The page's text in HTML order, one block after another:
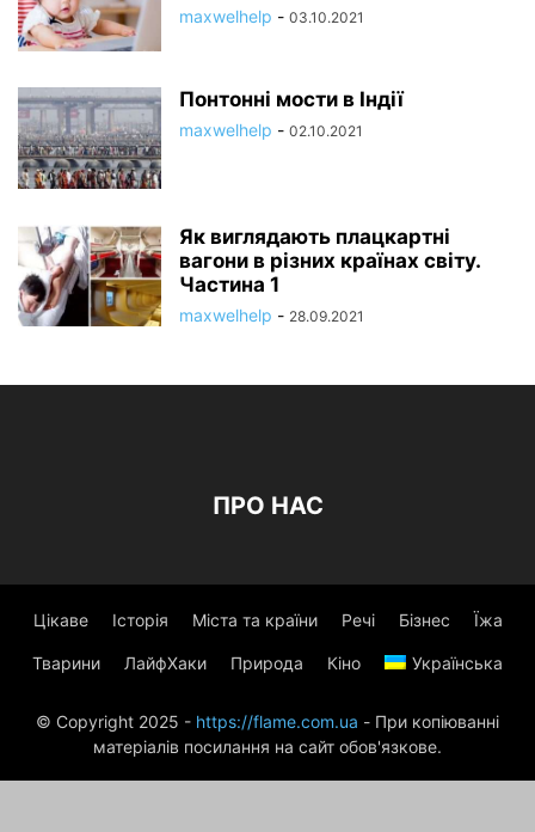
maxwelhelp - 03.10.2021
Понтонні мости в Індії
maxwelhelp - 02.10.2021
Як виглядають плацкартні
вагони в різних країнах світу.
Частина 1
maxwelhelp - 28.09.2021
ПРО НАС
Цікаве Історія Міста та країни Речі Бізнес Їжа
Тварини ЛайфХаки Природа Кіно Українська
© Copyright 2025 - https://flame.com.ua - При копіюванні
матеріалів посилання на сайт обов'язкове.